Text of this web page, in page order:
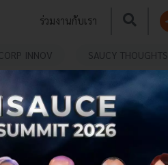
ร่วมงานกับเรา
INNOV SAUCY THOUGHTS